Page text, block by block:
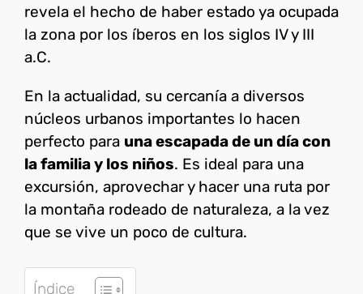
revela el hecho de haber estado ya ocupada
la zona por los íberos en los siglos IV y III
a.C.
En la actualidad, su cercanía a diversos
núcleos urbanos importantes lo hacen
perfecto para una escapada de un día con
la familia y los niños. Es ideal para una
excursión, aprovechar y hacer una ruta por
la montaña rodeado de naturaleza, a la vez
que se vive un poco de cultura.
Índice